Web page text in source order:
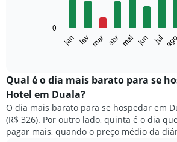
exibe
o
preço
médio
de
um
jan fev mar abr mai jun jul ago
0
Qual é o dia mais barato para se
Hotel em Duala?
O dia mais barato para se hospedar em
(R$ 326). Por outro lado, quinta é o dia
pagar mais, quando o preço médio da